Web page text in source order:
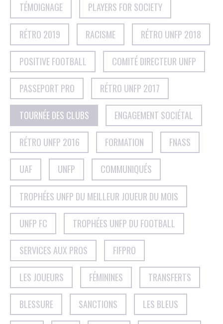
TÉMOIGNAGE PLAYERS FOR SOCIETY
RÉTRO 2019 RACISME RÉTRO UNFP 2018
POSITIVE FOOTBALL COMITÉ DIRECTEUR UNFP
PASSEPORT PRO RÉTRO UNFP 2017
TOURNÉE DES CLUBS ENGAGEMENT SOCIÉTAL
RÉTRO UNFP 2016 FORMATION FNASS
UAF UNFP COMMUNIQUÉS
TROPHÉES UNFP DU MEILLEUR JOUEUR DU MOIS
UNFP FC TROPHÉES UNFP DU FOOTBALL
SERVICES AUX PROS FIFPRO
LES JOUEURS FÉMININES TRANSFERTS
BLESSURE SANCTIONS LES BLEUS